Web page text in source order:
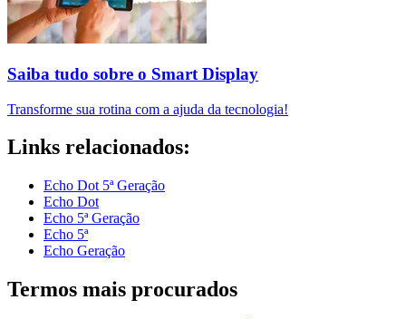
Saiba tudo sobre o Smart Display
Transforme sua rotina com a ajuda da tecnologia!
Links relacionados:
Echo Dot 5ª Geração
Echo Dot
Echo 5ª Geração
Echo 5ª
Echo Geração
Termos mais procurados